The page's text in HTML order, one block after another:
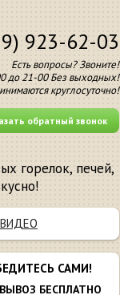
923-62-03
Есть вопросы? Звоните!
до 21-00 Без выходных!
круглосуточно!
обратный звонок
горелок, печей,
ВИДЕО
САМИ!
БЕСПЛАТНО